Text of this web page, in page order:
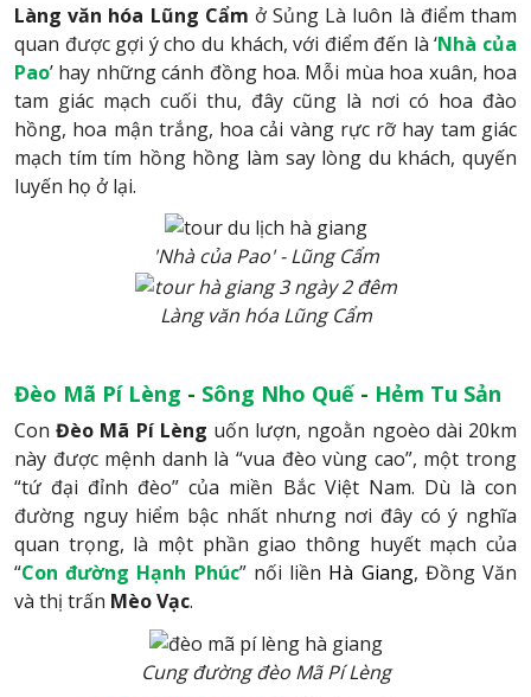
Làng văn hóa Lũng Cẩm ở Sủng Là luôn là điểm tham
quan được gợi ý cho du khách, với điểm đến là ‘Nhà của
Pao’ hay những cánh đồng hoa. Mỗi mùa hoa xuân, hoa
tam giác mạch cuối thu, đây cũng là nơi có hoa đào
hồng, hoa mận trắng, hoa cải vàng rực rỡ hay tam giác
mạch tím tím hồng hồng làm say lòng du khách, quyến
luyến họ ở lại.
'Nhà của Pao' - Lũng Cẩm
Làng văn hóa Lũng Cẩm
Đèo Mã Pí Lèng - Sông Nho Quế - Hẻm Tu Sản
ConĐèo Mã Pí Lèng uốn lượn, ngoằn ngoèo dài 20km
này được mệnh danh là “vua đèo vùng cao”, một trong
“tứ đại đỉnh đèo” của miền Bắc Việt Nam. Dù là con
đường nguy hiểm bậc nhất nhưng nơi đây có ý nghĩa
quan trọng, là một phần giao thông huyết mạch của
“Con đường Hạnh Phúc” nối liền Hà Giang, Đồng Văn
và thị trấn Mèo Vạc.
Cung đường đèo Mã Pí Lèng